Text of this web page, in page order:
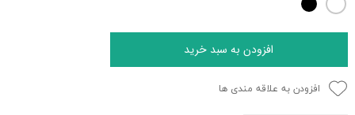
افزودن به سبد خرید
افزودن به علاقه مندی ها